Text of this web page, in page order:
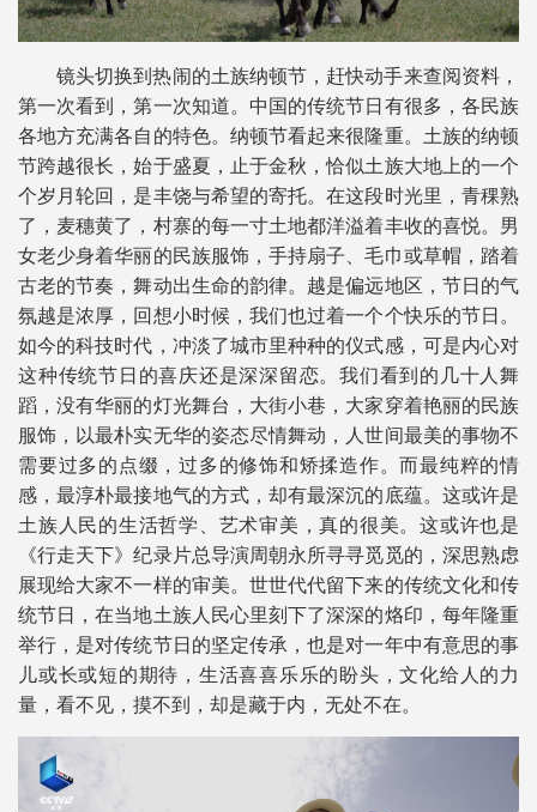
镜头切换到热闹的土族纳顿节，赶快动手来查阅资料，
第一次看到，第一次知道。中国的传统节日有很多，各民族
各地方充满各自的特色。纳顿节看起来很隆重。土族的纳顿
节跨越很长，始于盛夏，止于金秋，恰似土族大地上的一个
个岁月轮回，是丰饶与希望的寄托。在这段时光里，青稞熟
了，麦穗黄了，村寨的每一寸土地都洋溢着丰收的喜悦。男
女老少身着华丽的民族服饰，手持扇子、毛巾或草帽，踏着
古老的节奏，舞动出生命的韵律。越是偏远地区，节日的气
氛越是浓厚，回想小时候，我们也过着一个个快乐的节日。
如今的科技时代，冲淡了城市里种种的仪式感，可是内心对
这种传统节日的喜庆还是深深留恋。我们看到的几十人舞
蹈，没有华丽的灯光舞台，大街小巷，大家穿着艳丽的民族
服饰，以最朴实无华的姿态尽情舞动，人世间最美的事物不
需要过多的点缀，过多的修饰和矫揉造作。而最纯粹的情
感，最淳朴最接地气的方式，却有最深沉的底蕴。这或许是
土族人民的生活哲学、艺术审美，真的很美。这或许也是
《行走天下》纪录片总导演周朝永所寻寻觅觅的，深思熟虑
展现给大家不一样的审美。世世代代留下来的传统文化和传
统节日，在当地土族人民心里刻下了深深的烙印，每年隆重
举行，是对传统节日的坚定传承，也是对一年中有意思的事
儿或长或短的期待，生活喜喜乐乐的盼头，文化给人的力
量，看不见，摸不到，却是藏于内，无处不在。